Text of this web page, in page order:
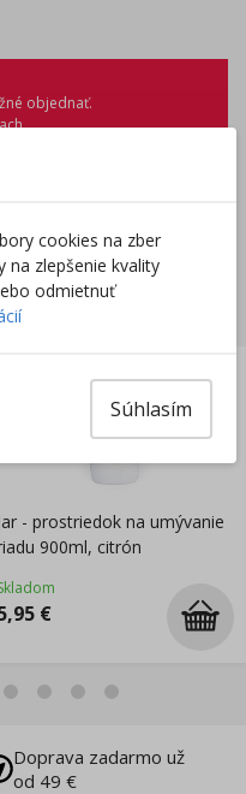
objednať.
- prostriedok na umývanie
900ml, citrón
€
Doprava zadarmo už
od 49 €
cookies na zber
zlepšenie kvality
odmietnuť
Súhlasím